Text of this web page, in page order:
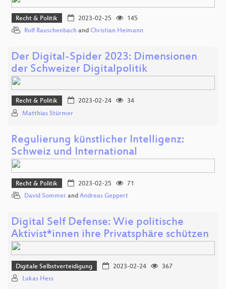
Recht & Politik 2023-02-25
145
Rolf Rauschenbach and Christian Heimann
Der Digital-Spider 2023: Dimensionen
der Schweizer Digitalpolitik
Recht & Politik 2023-02-24
34
Matthias Stürmer
Regulierung künstlicher Intelligenz:
Schweiz und International
Recht & Politik 2023-02-25
71
David Sommer and Andreas Geppert
Digital Self Defense: Wie politische
Aktivist*innen ihre Privatsphäre schützen
Digitale Selbstverteidigung 2023-02-24
367
Lukas Hess